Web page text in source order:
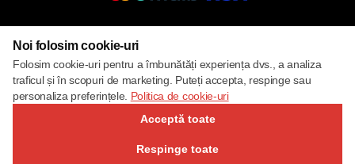
Noi folosim cookie-uri
Folosim cookie-uri pentru a îmbunătăți experiența dvs., a analiza
traficul și în scopuri de marketing. Puteți accepta, respinge sau
personaliza preferințele. Politica de cookie-uri
Acceptă toate
Respinge toate